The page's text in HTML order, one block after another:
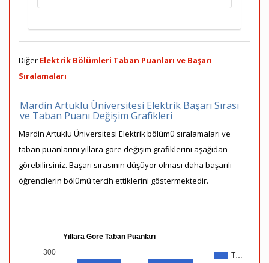
Diğer Elektrik Bölümleri Taban Puanları ve Başarı
Sıralamaları
Mardin Artuklu Üniversitesi Elektrik Başarı Sırası
ve Taban Puanı Değişim Grafikleri
Mardin Artuklu Üniversitesi Elektrik bölümü sıralamaları ve
taban puanlarını yıllara göre değişim grafiklerini aşağıdan
görebilirsiniz. Başarı sırasının düşüyor olması daha başarılı
öğrencilerin bölümü tercih ettiklerini göstermektedir.
Yıllara Göre Taban Puanları
T…
300